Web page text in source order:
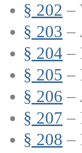
§ 202 –
§ 203 –
§ 204 –
§ 205 –
§ 206 –
§ 207 –
§ 208 –